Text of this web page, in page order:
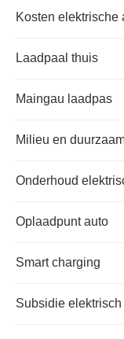
Kosten elektrische
Laadpaal thuis
Maingau laadpas
Milieu en
Onderhoud
Oplaadpunt auto
Smart charging
Subsidie elektrisch